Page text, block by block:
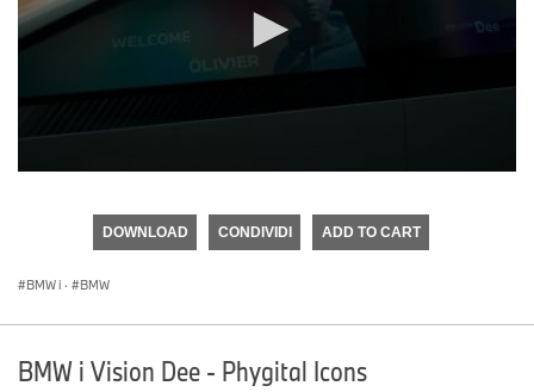
DOWNLOAD CONDIVIDI ADD TO CART
BMW i · BMW
BMW i Vision Dee - Phygital Icons